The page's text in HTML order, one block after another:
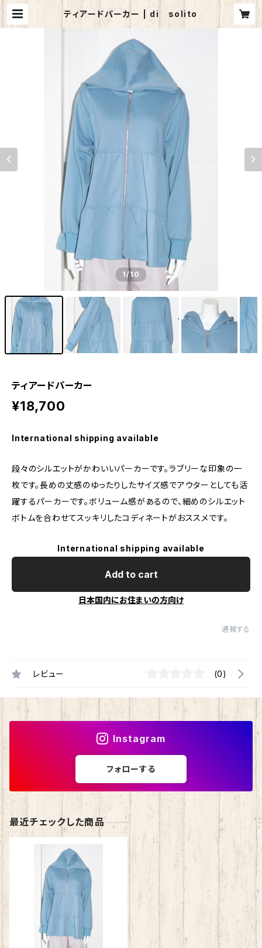
ティアードパーカー | di solito
1/10
ティアードパーカー
¥18,700
International shipping available
段々のシルエットがかわいいパーカーです。ラブリーな印象の一
枚です。長めの丈感のゆったりしたサイズ感でアウターとしても活
躍するパーカーです。ボリューム感があるので、細めのシルエット
ボトムを合わせてスッキリしたコディネートがおススメです。
International shipping available
Add to cart
日本国内にお住まいの方向け
通報する
レビュー (0)
Instagram
フォローする
最近チェックした商品